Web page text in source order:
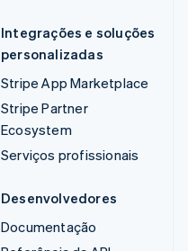
Integrações e soluções
personalizadas
Stripe App Marketplace
Stripe Partner
Ecosystem
Serviços profissionais
Desenvolvedores
Documentação